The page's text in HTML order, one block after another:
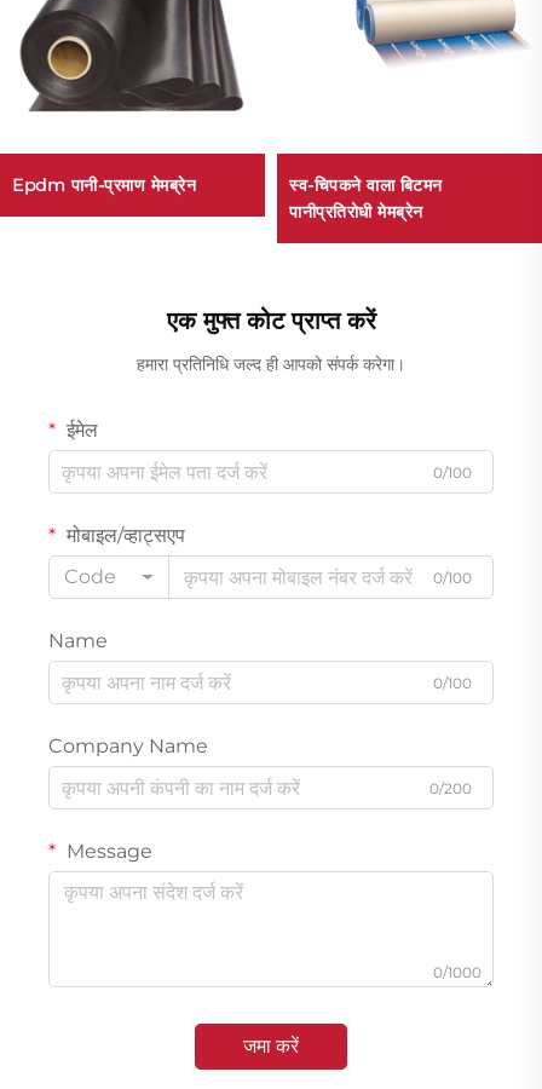
Epdm पानी-प्रमाण मेमब्रेन
स्व-चिपकने वाला बिटमन
पानीप्रतिरोधी मेमब्रेन
एक मुफ्त कोट प्राप्त करें
हमारा प्रतिनिधि जल्द ही आपको संपर्क करेगा।
ईमेल
0/100
मोबाइल/व्हाट्सएप
Code
0/100
Name
0/100
Company Name
0/200
Message
0/1000
जमा करें